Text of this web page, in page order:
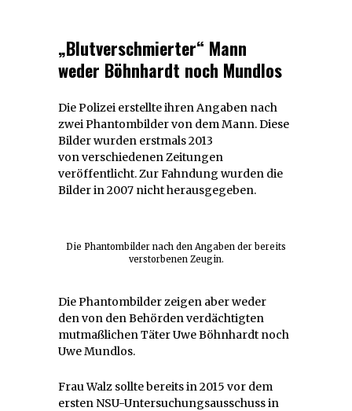
„Blutverschmierter“ Mann
weder Böhnhardt noch Mundlos
Die Polizei erstellte ihren Angaben nach
zwei Phantombilder von dem Mann. Diese
Bilder wurden erstmals 2013
von verschiedenen Zeitungen
veröffentlicht. Zur Fahndung wurden die
Bilder in 2007 nicht herausgegeben.
Die Phantombilder nach den Angaben der bereits
verstorbenen Zeugin.
Die Phantombilder zeigen aber weder
den von den Behörden verdächtigten
mutmaßlichen Täter Uwe Böhnhardt noch
Uwe Mundlos.
Frau Walz sollte bereits in 2015 vor dem
ersten NSU-Untersuchungsausschuss in